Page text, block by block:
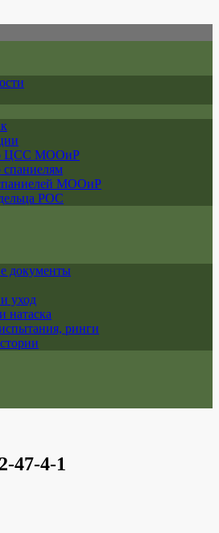
ЦСС МООиР
МООиР
РОС
документы
уход
натаска
ринги
47-4-1